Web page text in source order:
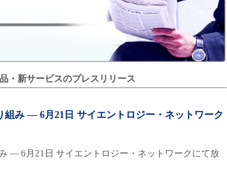
・新サービスのプレスリリース
み ― 6月21日 サイエントロジー・ネットワーク
― 6月21日 サイエントロジー・ネットワークにて放